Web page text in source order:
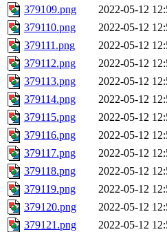
379109.png
2022-05-12
379110.png
2022-05-12
379111.png
2022-05-12
379112.png
2022-05-12
379113.png
2022-05-12
379114.png
2022-05-12
379115.png
2022-05-12
379116.png
2022-05-12
379117.png
2022-05-12
379118.png
2022-05-12
379119.png
2022-05-12
379120.png
2022-05-12
379121.png
2022-05-12